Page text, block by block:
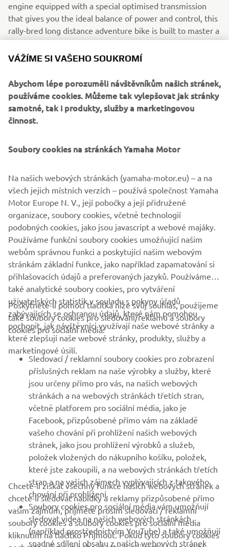
engine equipped with a special optimised transmission
that gives you the ideal balance of power and control, this
rally-bred long distance adventure bike is built to master a
wide range of riding conditions on the dirt or asphalt.The
compact tubular chassis and slim bodywork offer
long travel suspension and spoke wheels give you the
ability to get to anywhere you want. Just fill up and go.
DISCOVER THE TÉNÉRÉ 700
FIREMNÍ
B2B
VÍCE YAMAHA
PODPORA
ZPRAVODAJ
Získejte jako první informace o nejnovějších nabídkách,
speciálních akcích, nových verzích a mnoho dalšího
PŘIHLÁSIT SE K ODBĚRU
VÁŽÍME SI VAŠEHO SOUKROMÍ
Abychom lépe porozuměli návštěvníkům našich stránek,
používáme cookies. Můžeme tak vylepšovat jak stránky
samotné, tak i produkty, služby a marketingovou
činnost.
Soubory cookies na stránkách Yamaha Motor
Na našich webových stránkách (yamaha-motor.eu) – a na
všech jejich místních verzích – používá společnost Yamaha
Motor Europe N. V., její pobočky a její přidružené
organizace, soubory cookies, včetně technologií
podobných cookies, jako jsou javascript a webové majáky.
Používáme funkční soubory cookies umožňující našim
webům správnou funkci a poskytující našim webovým
stránkám základní funkce, jako například zapamatování si
přihlašovacích údajů a preferovaných jazyků. Používáme
také analytické soubory cookies, pro vytváření
uživatelských statistik v souladu s pokyny úřadů
zabývajících se ochranou údajů, které nám pomohou
pochopit, jak návštěvníci využívají naše webové stránky a
které zlepšují naše webové stránky, produkty, služby a
marketingové úsilí.
Poskytnete-li pomocí tlačítka níže svůj souhlas, použijeme
také soubory cookies pro sledování/reklamu a soubory
cookies pro sociální média:
Sledovací / reklamní soubory cookies pro zobrazení
příslušných reklam na naše výrobky a služby, které
jsou určeny přímo pro vás, na našich webových
stránkách a na webových stránkách třetích stran,
včetně platforem pro sociální média, jako je
Facebook, přizpůsobené přímo vám na základě
vašeho chování při prohlížení našich webových
stránek, jako jsou prohlížení výrobků a služeb,
položek vložených do nákupního košíku, položek,
které jste zakoupili, a na webových stránkách třetích
stran a na vašich zájmech vyplývajících z takového
chování při prohlížení.
Soubory cookies pro sociální média vám umožňují
sledovat videa na našich webových stránkách
(například prostřednictvím YouTube) a také umožňují
snadné sdílení obsahu z našich webových stránek
Chcete-li získat všechny funkce našich webových stránek a
chcete-li sledovat nabídky a reklamy přizpůsobené přímo
vašim zájmům, přijměte prosím sledovací / reklamní
soubory cookies a soubory cookies pro sociální média
kliknutím na tlačítko Přijmout. Pokud tyto soubory cookies